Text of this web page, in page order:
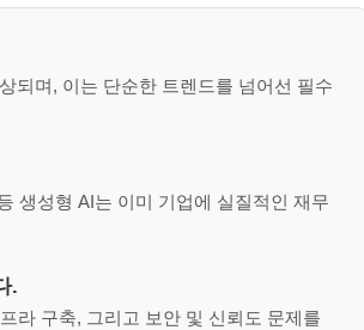
되며, 이는 단순한 트렌드를 넘어선 필수
생성형 AI는 이미 기업에 실질적인 재무
.
라 구축, 그리고 보안 및 신뢰도 문제를